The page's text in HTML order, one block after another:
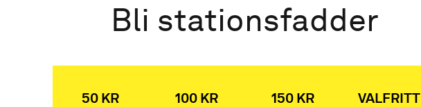
Bli stationsfadder
50 KR 100 KR 150 KR VALFRITT